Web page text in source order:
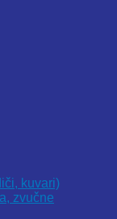
kuvari)
zvučne